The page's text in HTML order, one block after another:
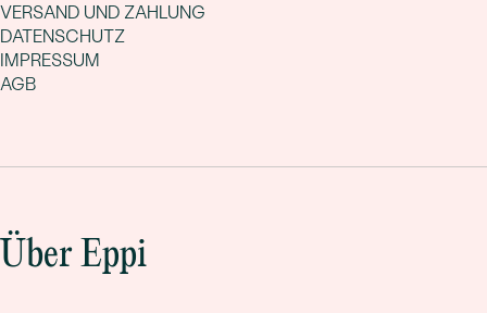
VERSAND UND ZAHLUNG
DATENSCHUTZ
IMPRESSUM
AGB
Über Eppi